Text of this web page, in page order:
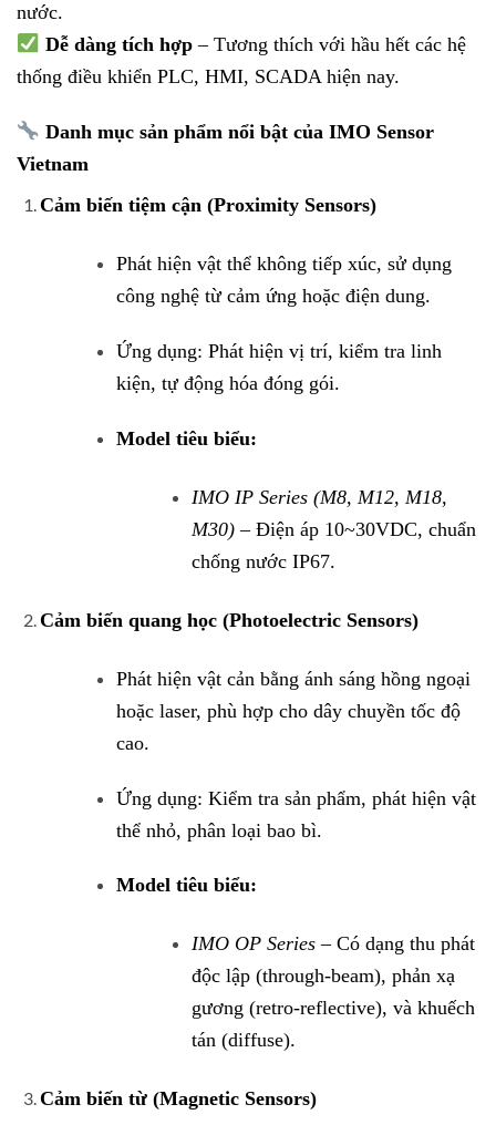
nước.
Dễ dàng tích hợp– Tương thích với hầu hết các hệ
thống điều khiển PLC, HMI, SCADA hiện nay.
Danh mục sản phẩm nổi bật của IMO Sensor
Vietnam
Cảm biến tiệm cận (Proximity Sensors)
Phát hiện vật thể không tiếp xúc, sử dụng
công nghệ từ cảm ứng hoặc điện dung.
Ứng dụng: Phát hiện vị trí, kiểm tra linh
kiện, tự động hóa đóng gói.
Model tiêu biểu:
IMO IP Series (M8, M12, M18,
M30) – Điện áp 10~30VDC, chuẩn
chống nước IP67.
Cảm biến quang học (Photoelectric Sensors)
Phát hiện vật cản bằng ánh sáng hồng ngoại
hoặc laser, phù hợp cho dây chuyền tốc độ
cao.
Ứng dụng: Kiểm tra sản phẩm, phát hiện vật
thể nhỏ, phân loại bao bì.
Model tiêu biểu:
IMO OP Series – Có dạng thu phát
độc lập (through-beam), phản xạ
gương (retro-reflective), và khuếch
tán (diffuse).
Cảm biến từ (Magnetic Sensors)